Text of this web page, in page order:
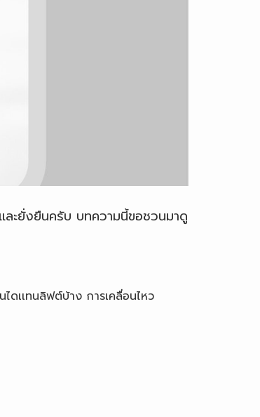
ะยั่งยืนครับ บทความนี้ขอชวนมาดู
ดเเทนลิฟต์บ้าง การเคลื่อนไหว